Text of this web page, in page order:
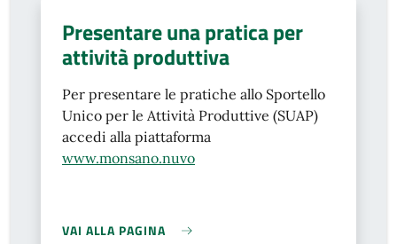
Presentare una pratica per
attività produttiva
Per presentare le pratiche allo Sportello
Unico per le Attività Produttive (SUAP)
accedi alla piattaforma
www.monsano.nuvo
VAI ALLA PAGINA